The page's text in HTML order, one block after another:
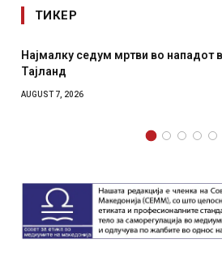
ТИКЕР
Најмалку седум мртви во нападот
Тајланд
AUGUST 7, 2026